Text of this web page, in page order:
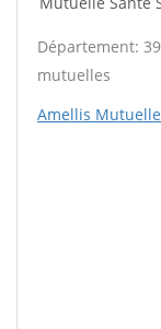
Département: 39
mutuelles
Amellis